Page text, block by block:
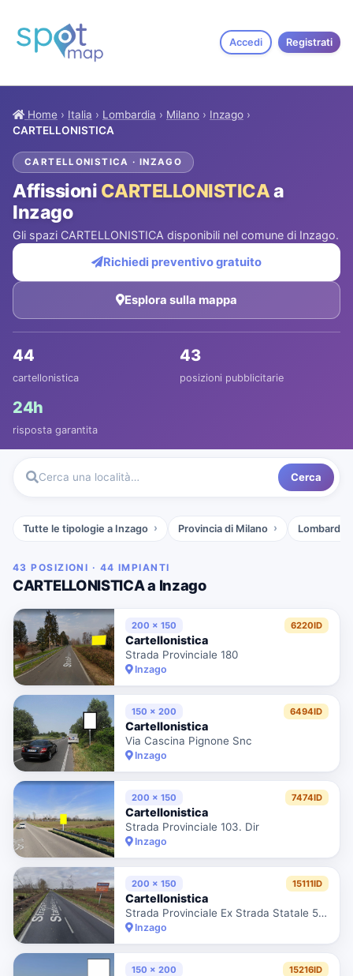
Accedi Registrati
Home › Italia › Lombardia › Milano › Inzago ›
CARTELLONISTICA
CARTELLONISTICA · INZAGO
Affissioni CARTELLONISTICAa
Inzago
Gli spazi CARTELLONISTICA disponibili nel comune di Inzago.
Richiedi preventivo gratuito
Esplora sulla mappa
44
cartellonistica
43
posizioni pubblicitarie
24h
risposta garantita
Cerca una località… Cerca
Tutte le tipologie a Inzago Provincia di Milano Lombardia
43 POSIZIONI · 44 IMPIANTI
CARTELLONISTICA a Inzago
200 x 150 6220ID
Cartellonistica
Strada Provinciale 180
Inzago
150 x 200 6494ID
Cartellonistica
Via Cascina Pignone Snc
Inzago
200 x 150 7474ID
Cartellonistica
Strada Provinciale 103. Dir
Inzago
200 x 150 15111ID
Cartellonistica
Strada Provinciale Ex Strada Statale 525 Del Brembo
Inzago
150 x 200 15216ID